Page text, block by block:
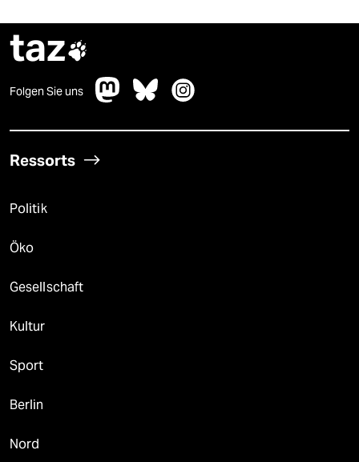
taz
Folgen Sie uns
Ressorts
Politik
Öko
Gesellschaft
Kultur
Sport
Berlin
Nord